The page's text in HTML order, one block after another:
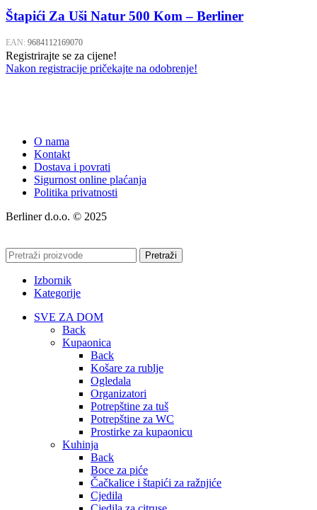
Štapići Za Uši Natur 500 Kom – Berliner
EAN: 9684112169070
Registrirajte se za cijene!
Nakon registracije pričekajte na odobrenje!
O nama
Kontakt
Dostava i povrati
Sigurnost online plaćanja
Politika privatnosti
Berliner d.o.o. © 2025
Pretraži
Izbornik
Kategorije
SVE ZA DOM
Back
Kupaonica
Back
Košare za rublje
Ogledala
Organizatori
Potrepštine za tuš
Potrepštine za WC
Prostirke za kupaonicu
Kuhinja
Back
Boce za piće
Čačkalice i štapići za ražnjiće
Cjedila